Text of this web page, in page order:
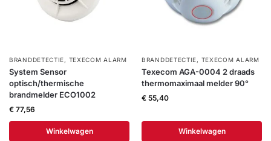
BRANDDETECTIE, TEXECOM ALARM
System Sensor
optisch/thermische
brandmelder ECO1002
€ 77,56
Winkelwagen
BRANDDETECTIE, TEXECOM ALARM
Texecom AGA-0004 2 draads
thermomaximaal melder 90°
€ 55,40
Winkelwagen